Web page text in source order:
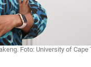
Foto: University of Cape